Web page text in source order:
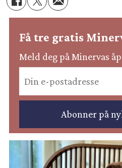
Få tre gratis
Meld deg på Minervas